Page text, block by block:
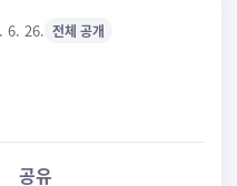
6. 26. 전체 공개
공유